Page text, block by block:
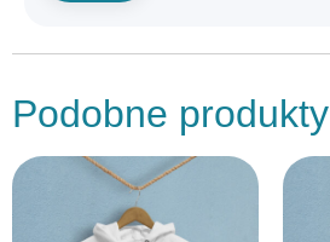
Podobne produkty